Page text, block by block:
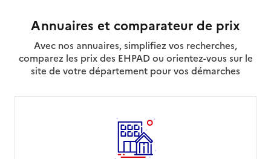
Annuaires et comparateur de prix
Avec nos annuaires, simplifiez vos recherches,
comparez les prix des EHPAD ou orientez-vous sur le
site de votre département pour vos démarches